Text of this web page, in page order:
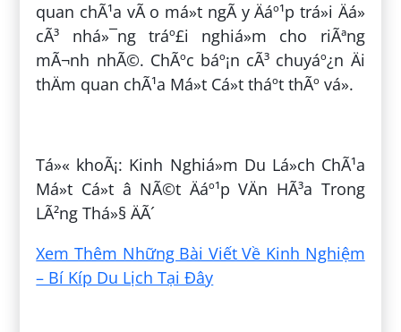
quan chÃ¹a vÃ o má»t ngÃ y Äáº¹p trá»i Äá»
cÃ³ nhá»¯ng tráº£i nghiá»m cho riÃªng
mÃ¬nh nhÃ©. ChÃºc báº¡n cÃ³ chuyáº¿n Äi
thÄm quan chÃ¹a Má»t Cá»t tháº­t thÃº vá».
Tá»« khoÃ¡: Kinh Nghiá»m Du Lá»ch ChÃ¹a
Má»t Cá»t â NÃ©t Äáº¹p VÄn HÃ³a Trong
LÃ²ng Thá»§ ÄÃ´
Xem Thêm Những Bài Viết Về Kinh Nghiệm
– Bí Kíp Du Lịch Tại Đây